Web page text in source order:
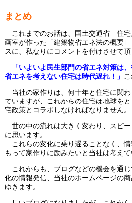
まとめ
これまでのお話は、国土交通省 住
画室が作った「建築物省エネ法の概要
スに、私なりにコメントを付けさせて頂
「いよいよ民生部門の省エネ対策は
省エネを考えない住宅は時代遅れ！」
当社の家作りは、何十年と住宅に関
ていますが、これからの住宅は地球を
宅政策とコラボしなければなりません。
世の中の流れは大きく変わり、スピー
に思います。
これらの変化に乗り遅ることなく、
もって家作りに励みたいと当社は考えて
これからも、ブログなどの機会を通
化の情報発信、当社のホームページの
ゆきます。